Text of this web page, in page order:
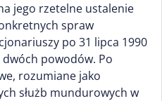
jego rzetelne ustalenie
spraw
po 31 lipca 1990
powodów. Po
rozumiane jako
służb mundurowych w